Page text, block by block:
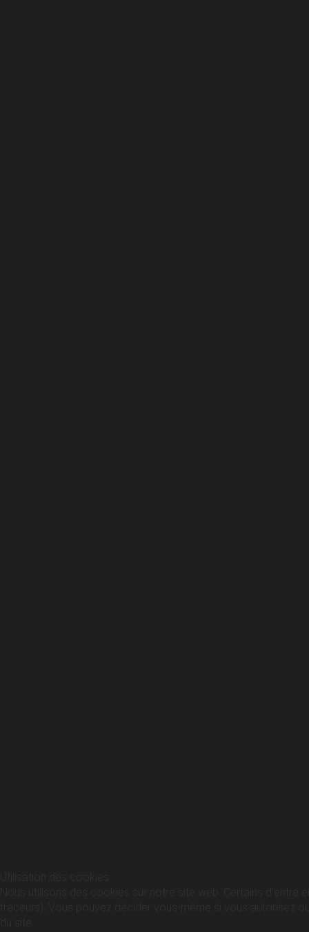
Nous utilisons des cookies sur notre site web. Certains
traceurs). Vous pouvez décider vous-même si vous autorisez